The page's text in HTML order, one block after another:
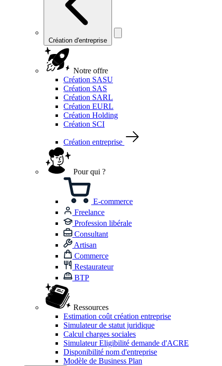
Création d'entreprise
Notre offre
Création SASU
Création SAS
Création SARL
Création EURL
Création Holding
Création SCI
Création entreprise
Pour qui ?
E-commerce
Freelance
Profession libérale
Consultant
Artisan
Commerce
Restaurateur
BTP
Ressources
Estimation coût création entreprise
Simulateur de statut juridique
Calcul charges sociales
Simulateur Eligibilité demande d'ACRE
Disponibilité nom d'entreprise
Modèle de Business Plan